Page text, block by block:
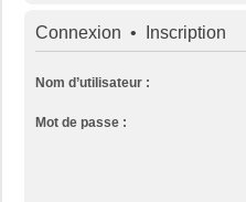
Connexion • Inscription
Nom d’utilisateur :
Mot de passe :